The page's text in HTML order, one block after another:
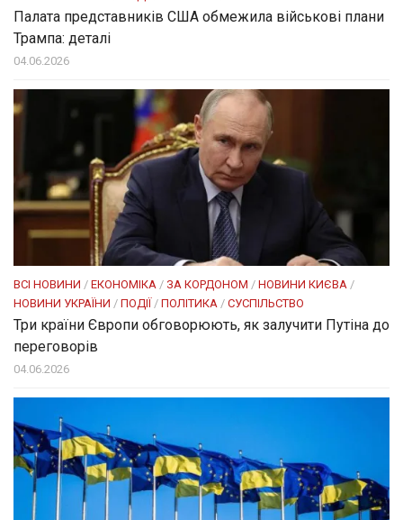
Палата представників США обмежила військові плани
Трампа: деталі
04.06.2026
ВСІ НОВИНИ / ЕКОНОМІКА / ЗА КОРДОНОМ / НОВИНИ КИЄВА /
НОВИНИ УКРАЇНИ / ПОДІЇ / ПОЛІТИКА / СУСПІЛЬСТВО
Три країни Європи обговорюють, як залучити Путіна до
переговорів
04.06.2026